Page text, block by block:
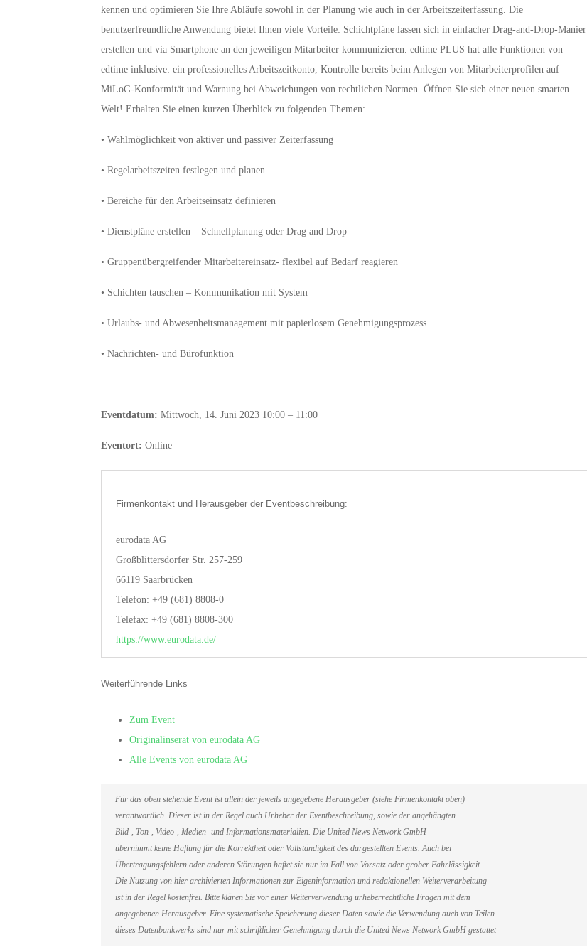
kennen und optimieren Sie Ihre Abläufe sowohl in der Planung wie auch in der Arbeitszeiterfassung. Die
benutzerfreundliche Anwendung bietet Ihnen viele Vorteile: Schichtpläne lassen sich in einfacher Drag-and-Drop-Manier
erstellen und via Smartphone an den jeweiligen Mitarbeiter kommunizieren. edtime PLUS hat alle Funktionen von
edtime inklusive: ein professionelles Arbeitszeitkonto, Kontrolle bereits beim Anlegen von Mitarbeiterprofilen auf
MiLoG-Konformität und Warnung bei Abweichungen von rechtlichen Normen. Öffnen Sie sich einer neuen smarten
Welt! Erhalten Sie einen kurzen Überblick zu folgenden Themen:
• Wahlmöglichkeit von aktiver und passiver Zeiterfassung
• Regelarbeitszeiten festlegen und planen
• Bereiche für den Arbeitseinsatz definieren
• Dienstpläne erstellen – Schnellplanung oder Drag and Drop
• Gruppenübergreifender Mitarbeitereinsatz- flexibel auf Bedarf reagieren
• Schichten tauschen – Kommunikation mit System
• Urlaubs- und Abwesenheitsmanagement mit papierlosem Genehmigungsprozess
• Nachrichten- und Bürofunktion
Eventdatum: Mittwoch, 14. Juni 2023 10:00 – 11:00
Eventort: Online
Firmenkontakt und Herausgeber der Eventbeschreibung:
eurodata AG
Großblittersdorfer Str. 257-259
66119 Saarbrücken
Telefon: +49 (681) 8808-0
Telefax: +49 (681) 8808-300
https://www.eurodata.de/
Weiterführende Links
Zum Event
Originalinserat von eurodata AG
Alle Events von eurodata AG
Für das oben stehende Event ist allein der jeweils angegebene Herausgeber (siehe Firmenkontakt oben)
verantwortlich. Dieser ist in der Regel auch Urheber der Eventbeschreibung, sowie der angehängten
Bild-, Ton-, Video-, Medien- und Informationsmaterialien. Die United News Network GmbH
übernimmt keine Haftung für die Korrektheit oder Vollständigkeit des dargestellten Events. Auch bei
Übertragungsfehlern oder anderen Störungen haftet sie nur im Fall von Vorsatz oder grober Fahrlässigkeit.
Die Nutzung von hier archivierten Informationen zur Eigeninformation und redaktionellen Weiterverarbeitung
ist in der Regel kostenfrei. Bitte klären Sie vor einer Weiterverwendung urheberrechtliche Fragen mit dem
angegebenen Herausgeber. Eine systematische Speicherung dieser Daten sowie die Verwendung auch von Teilen
dieses Datenbankwerks sind nur mit schriftlicher Genehmigung durch die United News Network GmbH gestattet